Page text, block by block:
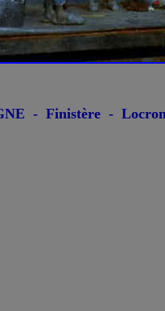
- Finistère -